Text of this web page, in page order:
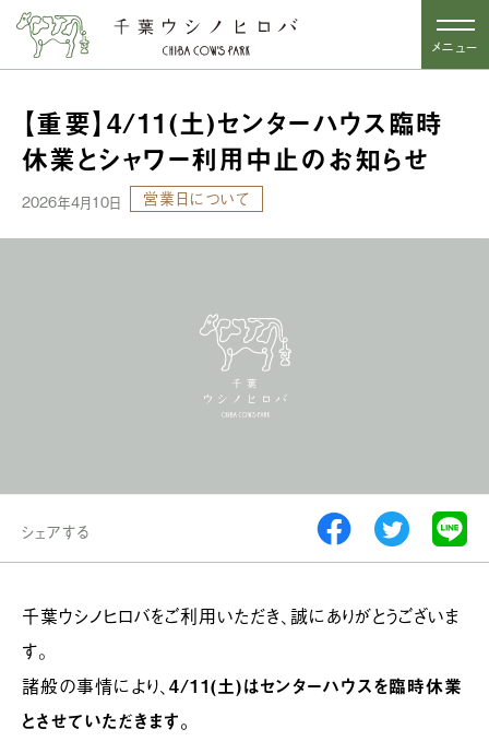
メニュー
【重要】4/11(土)センターハウス臨時
休業とシャワー利用中止のお知らせ
2026年4月10日 営業日について
シェアする
千葉ウシノヒロバをご利用いただき、誠にありがとうございま
す。
諸般の事情により、 4/11(土)はセンターハウスを臨時休業
とさせていただきます。